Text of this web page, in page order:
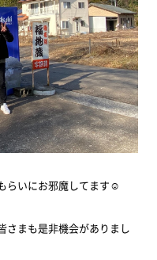
らいにお邪魔してます☺
さまも是非機会がありまし